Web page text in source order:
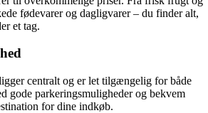
fødevarer og dagligvarer – du finder alt,
et tag.
centralt og er let tilgængelig for både
gode parkeringsmuligheder og bekvem
for dine indkøb.